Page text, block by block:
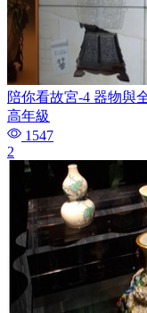
陪你看故宮-4 器物與
高年級
1547
2